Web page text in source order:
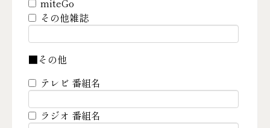
miteGo
その他雑誌
■その他
テレビ 番組名
ラジオ 番組名